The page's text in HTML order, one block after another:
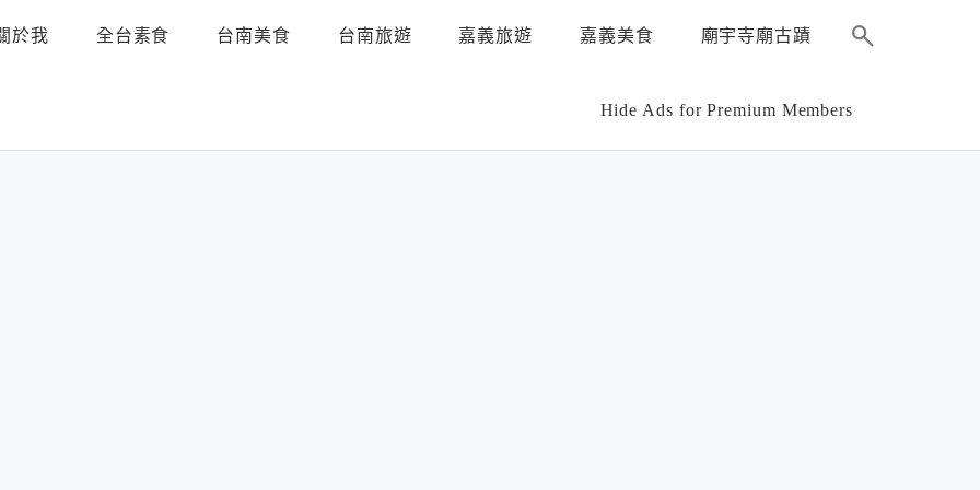
於我 全台素食 台南美食 台南旅遊 嘉義旅遊 嘉義美食 廟宇寺廟古蹟
Hide Ads for Premium Members